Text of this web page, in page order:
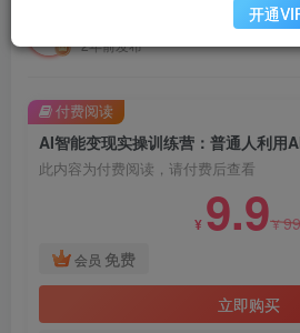
2年前发布
此内容为付费阅读，请付费后查看
¥ 9.9¥99
会员 免费
立即购买
付费阅读
开通